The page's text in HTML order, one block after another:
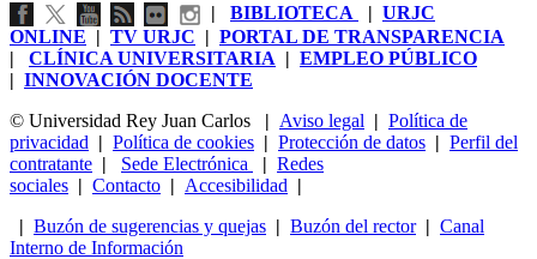
| BIBLIOTECA | URJC
ONLINE | TV URJC | PORTAL DE TRANSPARENCIA
| CLÍNICA UNIVERSITARIA | EMPLEO PÚBLICO
| INNOVACIÓN DOCENTE
© Universidad Rey Juan Carlos
| Aviso legal | Política de
privacidad | Política de cookies | Protección de datos | Perfil del
contratante | Sede Electrónica | Redes
sociales | Contacto | Accesibilidad |
| Buzón de sugerencias y quejas | Buzón del rector| Canal
Interno de Información